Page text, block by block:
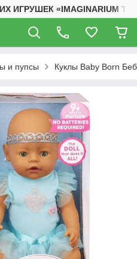
ИГРУШЕК «IMAGINARIUM
и пупсы Куклы Baby Born